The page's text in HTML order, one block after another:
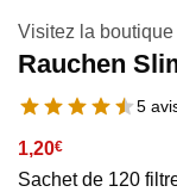
Visitez la boutique
Rauchen
5
1,20€
Sachet de 120